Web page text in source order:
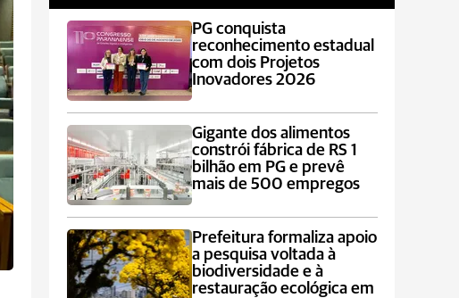
PG conquista
reconhecimento estadual
com dois Projetos
Inovadores 2026
Gigante dos alimentos
constrói fábrica de RS 1
bilhão em PG e prevê
mais de 500 empregos
Prefeitura formaliza apoio
a pesquisa voltada à
biodiversidade e à
restauração ecológica em